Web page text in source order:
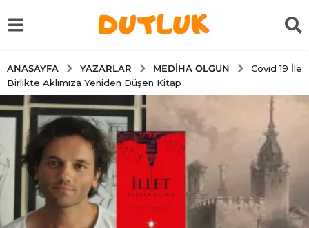
ANASAYFA YAZARLAR MEDIHA OLGUN
Covid 19 İle
Birlikte Aklımıza Yeniden Düşen Kitap